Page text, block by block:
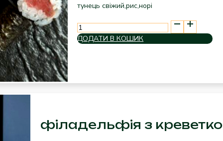
тунець свіжий,рис,норі
Макі
рол
ДОДАТИ В КОШИК
філадельфія з